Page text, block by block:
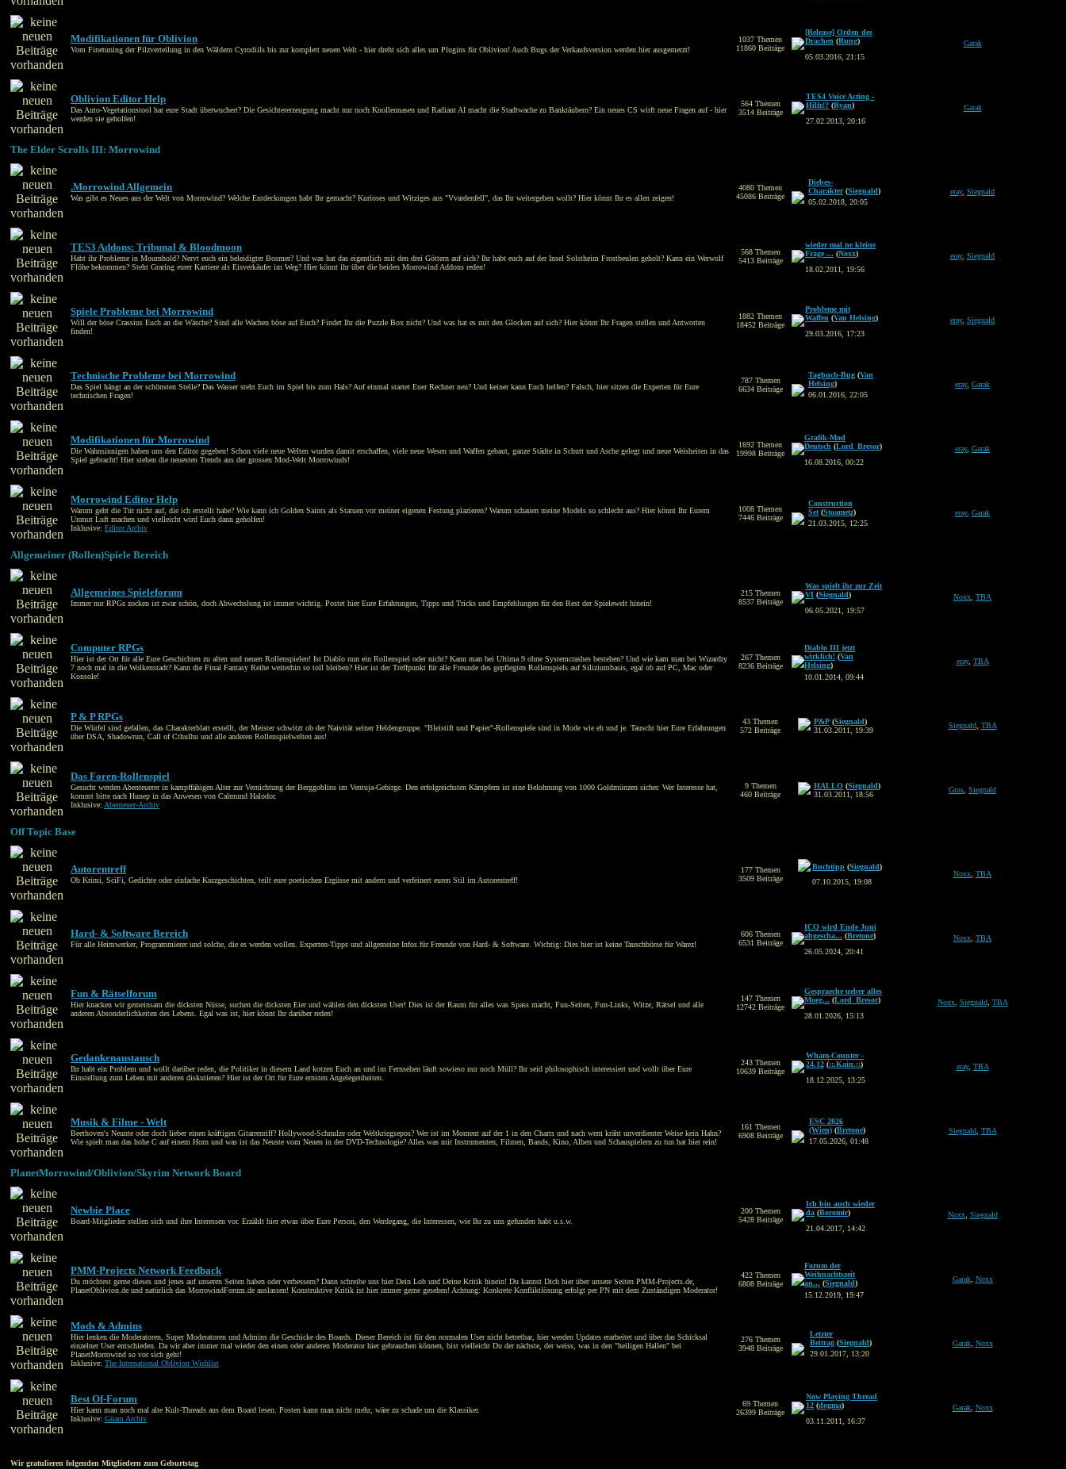
Modifikationen für Oblivion
Vom Finetuning der Pilzverteilung in den Wäldern Cyrodiils bis zur komplett neuen Welt - hier dreht sich alles um Plugins für Oblivion! Auch Bugs der Verkaufsversion werden hier ausgemerzt!
1037 Themen
11860 Beiträge
[Release] Orden des
Drachen (Rung)
05.03.2016, 21:15
Garak
Oblivion Editor Help
Das Auto-Vegetationstool hat eure Stadt überwuchert? Die Gesichtererzeugung macht nur noch Knollennasen und Radiant AI macht die Stadtwache zu Bankräubern? Ein neues CS wirft neue Fragen auf - hier
werden sie geholfen!
564 Themen
3514 Beiträge
TES4 Voice Acting -
Hilfe!? (Ryan)
27.02.2013, 20:16
Garak
The Elder Scrolls III: Morrowind
.Morrowind Allgemein
Was gibt es Neues aus der Welt von Morrowind? Welche Entdeckungen habt Ihr gemacht? Kurioses und Witziges aus "Vvardenfell", das Ihr weitergeben wollt? Hier könnt Ihr es allen zeigen!
4080 Themen
45086 Beiträge
Diebes-
Charakter(Siegnald)
05.02.2018, 20:05
eray, Siegnald
TES3 Addons: Tribunal & Bloodmoon
Habt ihr Probleme in Mournhold? Nervt euch ein beleidigter Bosmer? Und was hat das eigentlich mit den drei Göttern auf sich? Ihr habt euch auf der Insel Solstheim Frostbeulen geholt? Kann ein Werwolf
Flöhe bekommen? Steht Graring eurer Karriere als Eisverkäufer im Weg? Hier könnt ihr über die beiden Morrowind Addons reden!
568 Themen
5413 Beiträge
wieder mal ne kleine
Frage ... (Noxx)
18.02.2011, 19:56
eray, Siegnald
Spiele Probleme bei Morrowind
Will der böse Crassius Euch an die Wäsche? Sind alle Wachen böse auf Euch? Findet Ihr die Puzzle Box nicht? Und was hat es mit den Glocken auf sich? Hier könnt Ihr Fragen stellen und Antworten
finden!
1882 Themen
18452 Beiträge
Probleme mit
Waffen (Van Helsing)
29.03.2016, 17:23
eray, Siegnald
Technische Probleme bei Morrowind
Das Spiel hängt an der schönsten Stelle? Das Wasser steht Euch im Spiel bis zum Hals? Auf einmal startet Euer Rechner neu? Und keiner kann Euch helfen? Falsch, hier sitzen die Experten für Eure
technischen Fragen!
787 Themen
6634 Beiträge
Tagbuch-Bug (Van
Helsing)
06.01.2016, 22:05
eray, Garak
Modifikationen für Morrowind
Die Wahnsinnigen haben uns den Editor gegeben! Schon viele neue Welten wurden damit erschaffen, viele neue Wesen und Waffen gebaut, ganze Städte in Schutt und Asche gelegt und neue Weisheiten in das
Spiel gebracht! Hier stehen die neuesten Trends aus der grossen Mod-Welt Morrowinds!
1692 Themen
19998 Beiträge
Grafik-Mod
Deutsch (Lord_Bresor)
16.08.2016, 00:22
eray, Garak
Morrowind Editor Help
Warum geht die Tür nicht auf, die ich erstellt habe? Wie kann ich Golden Saints als Statuen vor meiner eigenen Festung plazieren? Warum schauen meine Models so schlecht aus? Hier könnt Ihr Eurem
Unmut Luft machen und vielleicht wird Euch dann geholfen!
Inklusive: Editor Archiv
1008 Themen
7446 Beiträge
Construction
Set (Stoametz)
21.03.2015, 12:25
eray, Garak
Allgemeiner (Rollen)Spiele Bereich
Allgemeines Spieleforum
Immer nur RPGs zocken ist zwar schön, doch Abwechslung ist immer wichtig. Postet hier Eure Erfahrungen, Tipps und Tricks und Empfehlungen für den Rest der Spielewelt hinein!
215 Themen
8537 Beiträge
Was spielt ihr zur Zeit
VI (Siegnald)
06.05.2021, 19:57
Noxx TBA
Computer RPGs
Hier ist der Ort für alle Eure Geschichten zu alten und neuen Rollenspielen! Ist Diablo nun ein Rollenspiel oder nicht? Kann man bei Ultima 9 ohne Systemcrashes bestehen? Und wie kam man bei Wizardry
7 noch mal in die Wolkenstadt? Kann die Final Fantasy Reihe weiterhin so toll bleiben? Hier ist der Treffpunkt für alle Freunde des gepflegten Rollenspiels auf Siliziumbasis, egal ob auf PC, Mac oder
Konsole!
267 Themen
8236 Beiträge
Diablo III jetzt
wirklich! (Van
Helsing)
10.01.2014, 09:44
eray, TBA
P & P RPGs
Die Würfel sind gefallen, das Charakterblatt erstellt, der Meister schwitzt ob der Naivität seiner Heldengruppe. "Bleistift und Papier"-Rollenspiele sind in Mode wie eh und je. Tauscht hier Eure Erfahrungen
über DSA, Shadowrun, Call of Cthulhu und alle anderen Rollenspielwelten aus!
43 Themen
572 Beiträge
P&P (Siegnald)
31.03.2011, 19:39
Siegnald, TBA
Das Foren-Rollenspiel
Gesucht werden Abenteuerer in kampffähigen Alter zur Vernichtung der Berggoblins im Ventuja-Gebirge. Den erfolgreichsten Kämpfern ist eine Belohnung von 1000 Goldmünzen sicher. Wer Interesse hat,
kommt bitte nach Hunep in das Anwesen von Calmund Halodor.
Inklusive: Abenteuer-Archiv
9 Themen
460 Beiträge
HALLO (Siegnald)
31.03.2011, 18:56
Grus Siegnald
Off Topic Base
Autorentreff
Ob Krimi, SciFi, Gedichte oder einfache Kurzgeschichten, teilt eure poetischen Ergüsse mit andern und verfeinert euren Stil im Autorentreff!
177 Themen
3509 Beiträge
Buchtipp (Siegnald)
07.10.2015, 19:08
Noxx TBA
Hard- & Software Bereich
Für alle Heimwerker, Programmierer und solche, die es werden wollen. Experten-Tipps und allgemeine Infos für Freunde von Hard- & Software. Wichtig: Dies hier ist keine Tauschbörse für Warez!
606 Themen
6531 Beiträge
ICQ wird Ende Juni
abgescha... (Bretone)
26.05.2024, 20:41
Noxx TBA
Fun & Rätselforum
Hier knacken wir gemeinsam die dicksten Nüsse, suchen die dicksten Eier und wählen den dicksten User! Dies ist der Raum für alles was Spass macht, Fun-Seiten, Fun-Links, Witze, Rätsel und alle
anderen Absonderlichkeiten des Lebens. Egal was ist, hier könnt Ihr darüber reden!
147 Themen
12742 Beiträge
Gespraeche ueber alles
Moeg... (Lord_Bresor)
28.01.2026, 15:13
Noxx, Siegnald, TBA
Gedankenaustausch
Ihr habt ein Problem und wollt darüber reden, die Politiker in diesem Land kotzen Euch an und im Fernsehen läuft sowieso nur noch Müll? Ihr seid philosophisch interessiert und wollt über Eure
Einstellung zum Leben mit anderen diskutieren? Hier ist der Ort für Eure ernsten Angelegenheiten.
243 Themen
10639 Beiträge
Wham-Counter -
24.12 (::.Kain.::)
18.12.2025, 13:25
eray, TBA
Musik & Filme - Welt
Beethoven's Neunte oder doch lieber einen kräftigen Gitarrenriff? Hollywood-Schnulze oder Weltkriegsepos? Wer ist im Moment auf der 1 in den Charts und nach wem kräht unverdienter Weise kein Hahn?
Wie spielt man das hohe C auf einem Horn und was ist das Neuste vom Neuen in der DVD-Technologie? Alles was mit Instrumenten, Filmen, Bands, Kino, Alben und Schauspielern zu tun hat hier rein!
161 Themen
6908 Beiträge
ESC 2026
(Wien) (Bretone)
17.05.2026, 01:48
Siegnald, TBA
PlanetMorrowind/Oblivion/Skyrim Network Board
Newbie Place
Board-Mitglieder stellen sich und ihre Interessen vor. Erzählt hier etwas über Eure Person, den Werdegang, die Interessen, wie Ihr zu uns gefunden habt u.s.w.
200 Themen
5428 Beiträge
Ich bin auch wieder
da (Boromir)
21.04.2017, 14:42
Noxx, Siegnald
PMM-Projects Network Feedback
Du möchtest gerne dieses und jenes auf unseren Seiten haben oder verbessern? Dann schreibe uns hier Dein Lob und Deine Kritik hinein! Du kannst Dich hier über unsere Seiten PMM-Projects.de,
PlanetOblivion.de und natürlich das MorrowindForum.de auslassen! Konstruktive Kritik ist hier immer gerne gesehen! Achtung: Konkrete Konfliktlösung erfolgt per PN mit dem Zuständigen Moderator!
422 Themen
6808 Beiträge
Forum der
Weihnachtszeit
an... (Siegnald)
15.12.2019, 19:47
Garak, Noxx
Mods & Admins
Hier lenken die Moderatoren, Super Moderatoren und Admins die Geschicke des Boards. Dieser Bereich ist für den normalen User nicht betretbar, hier werden Updates erarbeitet und über das Schicksal
einzelner User entschieden. Da wir aber immer mal wieder den einen oder anderen Moderator hier gebrauchen können, bist vielleicht Du der nächste, der weiss, was in den "heiligen Hallen" bei
PlanetMorrowind so vor sich geht!
Inklusive: The International Oblivion Wishlist
276 Themen
3948 Beiträge
Letzter
Beitrag (Siegnald)
29.01.2017, 13:20
Garak, Noxx
Best Of-Forum
Hier kann man noch mal alte Kult-Threads aus dem Board lesen. Posten kann man nicht mehr, wäre zu schade um die Klassiker.
Inklusive: Güam Archiv
69 Themen
26399 Beiträge
Now Playing Thread
12 (dogma)
03.11.2011, 16:37
Garak, Noxx
Wir gratulieren folgenden Mitgliedern zum Geburtstag